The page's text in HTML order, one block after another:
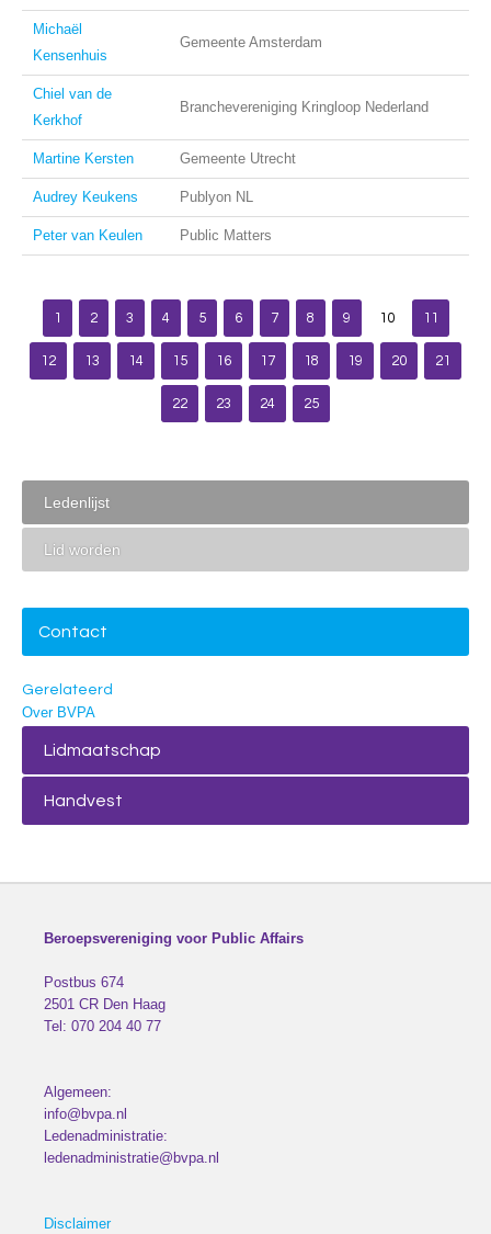
Michaël
Kensenhuis
Gemeente Amsterdam
Chiel van de
Kerkhof
Branchevereniging Kringloop Nederland
Martine Kersten Gemeente Utrecht
Audrey Keukens Publyon NL
Peter van Keulen Public Matters
1 2 3 4 5 6 7 8 9 10 11
12 13 14 15 16 17 18 19 20 21
22 23 24 25
Ledenlijst
Lid worden
Contact
Gerelateerd
Over BVPA
Lidmaatschap
Handvest
Beroepsvereniging voor Public Affairs
Postbus 674
2501 CR Den Haag
Tel: 070 204 40 77
Algemeen:
info@bvpa.nl
Ledenadministratie:
ledenadministratie@bvpa.nl
Disclaimer